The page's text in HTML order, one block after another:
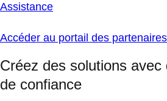
Assistance
Accéder au portail des partenaires
Créez des solutions avec
de confiance